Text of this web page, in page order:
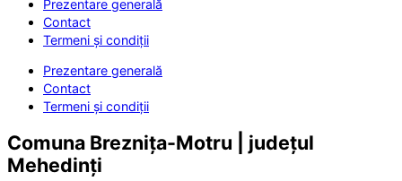
Prezentare generală
Contact
Termeni și condiții
Prezentare generală
Contact
Termeni și condiții
Comuna Breznița-Motru | județul
Mehedinți